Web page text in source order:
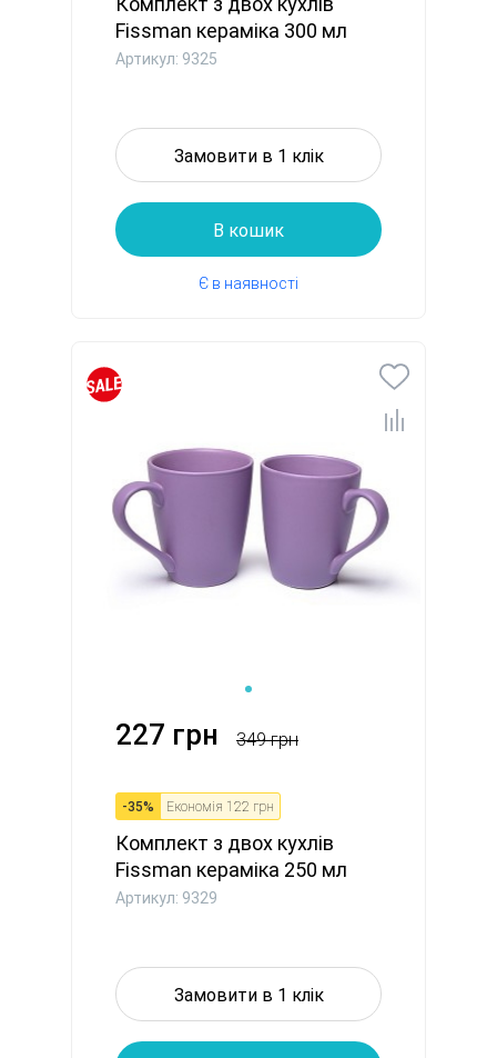
Fissman кераміка 300 мл
акв...
Артикул: 9325
Замовити в 1 клік
В кошик
Є в наявності
227 грн 349 грн
-35% Економія 122 грн
Комплект з двох кухлів
Fissman кераміка 250 мл
ліл...
Артикул: 9329
Замовити в 1 клік